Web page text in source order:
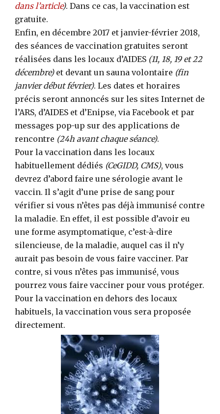
dans l’article). Dans ce cas, la vaccination est
gratuite.
Enfin, en décembre 2017 et janvier-février 2018,
des séances de vaccination gratuites seront
réalisées dans les locaux d’AIDES (11, 18, 19 et 22
décembre)et devant un sauna volontaire (fin
janvier début février). Les dates et horaires
précis seront annoncés sur les sites Internet de
l’ARS, d’AIDES et d’Enipse, via Facebook et par
messages pop-up sur des applications de
rencontre (24h avant chaque séance).
Pour la vaccination dans les locaux
habituellement dédiés (CeGIDD, CMS), vous
devrez d’abord faire une sérologie avant le
vaccin. Il s’agit d’une prise de sang pour
vérifier si vous n’êtes pas déjà immunisé contre
la maladie. En effet, il est possible d’avoir eu
une forme asymptomatique, c’est-à-dire
silencieuse, de la maladie, auquel cas il n’y
aurait pas besoin de vous faire vacciner. Par
contre, si vous n’êtes pas immunisé, vous
pourrez vous faire vacciner pour vous protéger.
Pour la vaccination en dehors des locaux
habituels, la vaccination vous sera proposée
directement.